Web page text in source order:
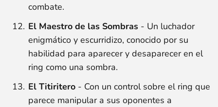
combate.
El Maestro de las Sombras - Un luchador
enigmático y escurridizo, conocido por su
habilidad para aparecer y desaparecer en el
ring como una sombra.
El Titiritero - Con un control sobre el ring que
parece manipular a sus oponentes a